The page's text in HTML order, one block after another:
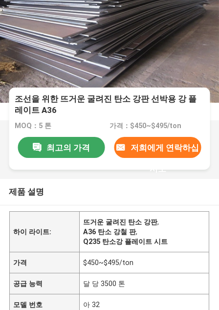
조선을 위한 뜨거운 굴려진 탄소 강판 선박용 강 플
레이트 A36
MOQ：5 톤 가격：$450~$495/ton
최고의 가격 저희에게 연락하십
시오
제품 설명
하이 라이트:
뜨거운 굴려진 탄소 강판,
A36 탄소 강철 판,
Q235 탄소강 플레이트 시트
가격 $450~$495/ton
공급 능력 달 당 3500 톤
모델 번호 아 32